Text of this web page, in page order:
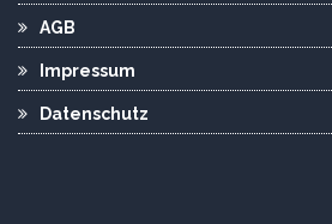
AGB
Impressum
Datenschutz